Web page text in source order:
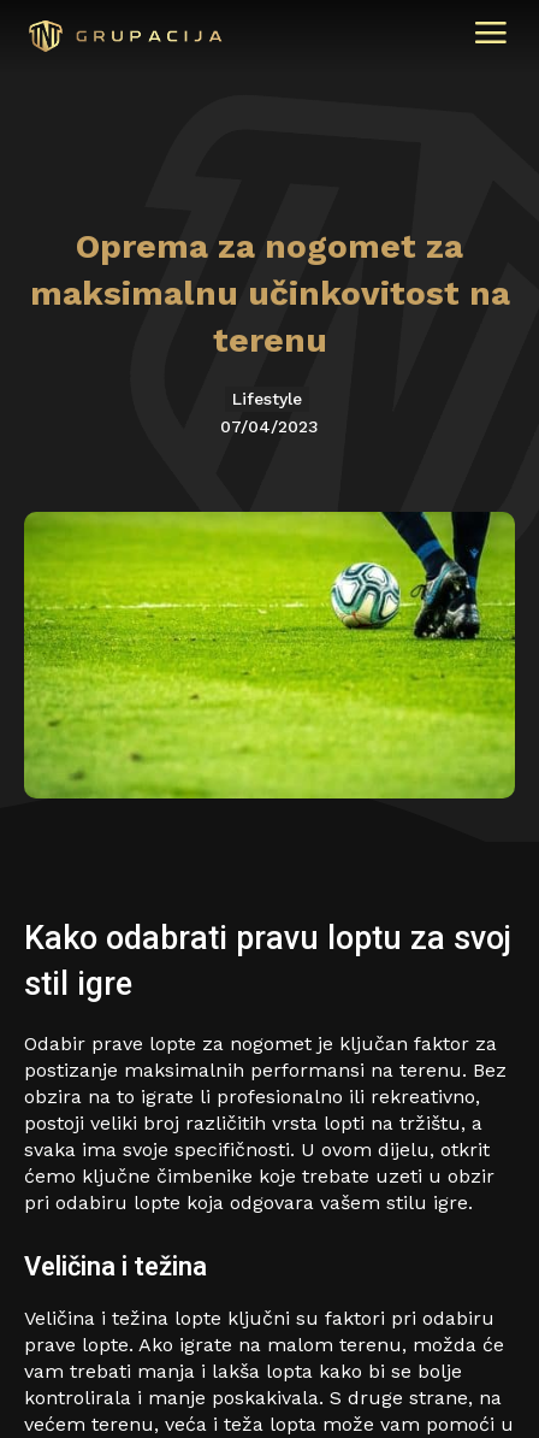
Oprema za nogomet za
maksimalnu učinkovitost na
terenu
Lifestyle
07/04/2023
Kako odabrati pravu loptu za svoj
stil igre
Odabir prave lopte za nogomet je ključan faktor za
postizanje maksimalnih performansi na terenu. Bez
obzira na to igrate li profesionalno ili rekreativno,
postoji veliki broj različitih vrsta lopti na tržištu, a
svaka ima svoje specifičnosti. U ovom dijelu, otkrit
ćemo ključne čimbenike koje trebate uzeti u obzir
pri odabiru lopte koja odgovara vašem stilu igre.
Veličina i težina
Veličina i težina lopte ključni su faktori pri odabiru
prave lopte. Ako igrate na malom terenu, možda će
vam trebati manja i lakša lopta kako bi se bolje
kontrolirala i manje poskakivala. S druge strane, na
većem terenu, veća i teža lopta može vam pomoći u